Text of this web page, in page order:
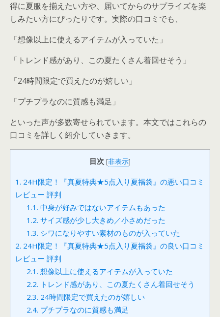
得に夏服を揃えたい方や、届いてからのサプライズを楽
しみたい方にぴったりです。実際の口コミでも、
「想像以上に使えるアイテムが入っていた」
「トレンド感があり、この夏たくさん着回せそう」
「24時間限定で買えたのが嬉しい」
「プチプラなのに質感も満足」
といった声が多数寄せられています。本文ではこれらの
口コミを詳しく紹介していきます。
目次 [非表示]
1. 24H限定！『真夏特典★5点入り夏福袋』の悪い口コミ
レビュー 評判
1.1. 中身が好みではないアイテムもあった
1.2. サイズ感が少し大きめ／小さめだった
1.3. シワになりやすい素材のものが入っていた
2. 24H限定！『真夏特典★5点入り夏福袋』の良い口コミ
レビュー 評判
2.1. 想像以上に使えるアイテムが入っていた
2.2. トレンド感があり、この夏たくさん着回せそう
2.3. 24時間限定で買えたのが嬉しい
2.4. プチプラなのに質感も満足